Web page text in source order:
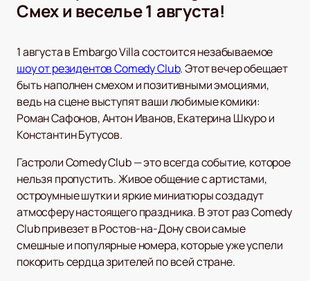
Смех и веселье 1 августа!
1 августа в Embargo Villa состоится незабываемое
шоу от резидентов Comedy Club. Этот вечер обещает
быть наполнен смехом и позитивными эмоциями,
ведь на сцене выступят ваши любимые комики:
Роман Сафонов, Антон Иванов, Екатерина Шкуро и
Константин Бутусов.
Гастроли Comedy Club — это всегда событие, которое
нельзя пропустить. Живое общение с артистами,
остроумные шутки и яркие миниатюры создадут
атмосферу настоящего праздника. В этот раз Comedy
Club привезет в Ростов-на-Дону свои самые
смешные и популярные номера, которые уже успели
покорить сердца зрителей по всей стране.